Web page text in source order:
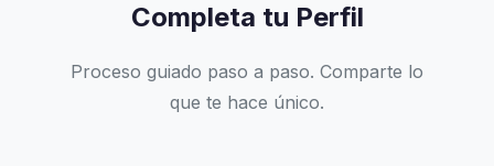
Completa tu Perfil
Proceso guiado paso a paso. Comparte lo
que te hace único.